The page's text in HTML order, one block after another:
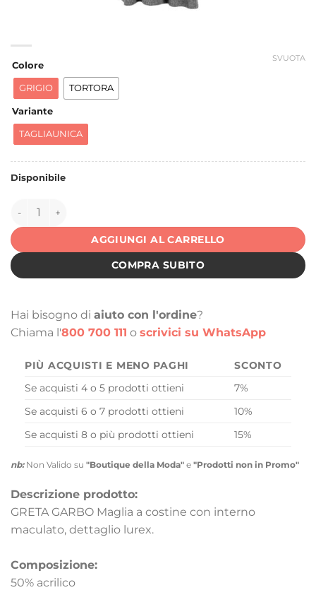
Colore
GRIGIO TORTORA
Variante
TAGLIAUNICA
SVUOTA
Disponibile
151179 quantità
AGGIUNGI AL CARRELLO
COMPRA SUBITO
Hai bisogno di aiuto con l'ordine?
Chiama l'800 700 111 o scrivici su WhatsApp
PIÙ ACQUISTI E MENO PAGHI
SCONTO
Se acquisti 4 o 5 prodotti ottieni
7%
Se acquisti 6 o 7 prodotti ottieni
10%
Se acquisti 8 o più prodotti ottieni
15%
nb:Non Valido su "Boutique della Moda" e "Prodotti non in Promo"
Descrizione prodotto:
GRETA GARBO Maglia a costine con interno
maculato, dettaglio lurex.
Composizione:
50% acrilico